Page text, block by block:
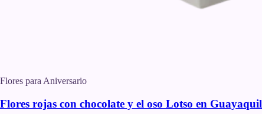
Flores para Aniversario
Flores rojas con chocolate y el oso Lotso en Guayaquil